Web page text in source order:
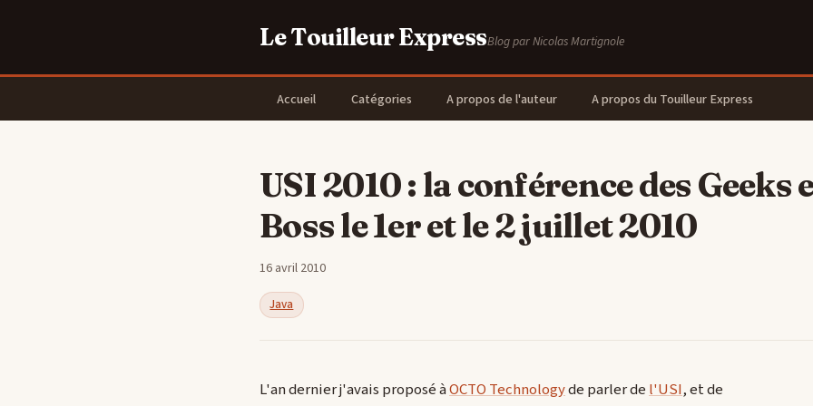
Le Touilleur ExpressBlog par Nicolas Martignole
Accueil Catégories A propos de l'auteur A propos du Touilleur Express
USI 2010 : la conférence des Geeks
Boss le 1er et le 2 juillet 2010
16 avril 2010
Java
L'an dernier j'avais proposé àOCTO Technologyde parler de l'USI, et de